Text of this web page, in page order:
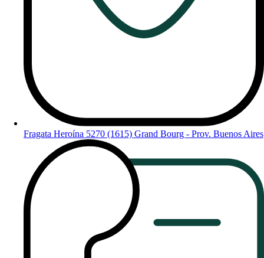
Fragata Heroína 5270 (1615) Grand Bourg - Prov. Buenos Aires